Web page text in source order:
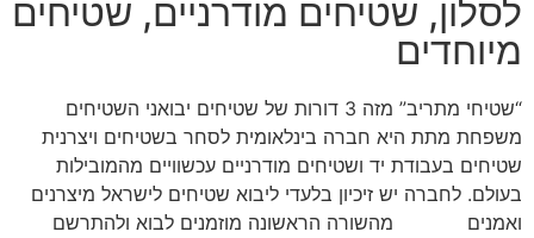
לסלון, שטיחים מודרניים, שטיחים
מיוחדים
“שטיחי מתריב” מזה 3 דורות של שטיחים יבואני השטיחים
משפחת מתת היא חברה בינלאומית לסחר בשטיחים ויצרנית
שטיחים בעבודת יד ושטיחים מודרניים עכשוויים מהמובילות
בעולם. לחברה יש זיכיון בלעדי ליבוא שטיחים לישראל מיצרנים
ואמנים
מהשורה הראשונה מוזמנים לבוא ולהתרשם